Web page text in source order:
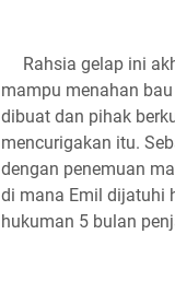
Rahsia gelap ini
mampu menahan
dibuat dan pihak
mencurigakan itu.
dengan penemuan
di mana Emil dijatuhi
hukuman 5 bulan